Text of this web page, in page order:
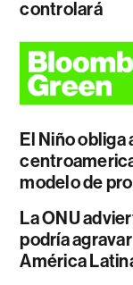
controlará
El Niño
modelo de
La ONU
podría
América